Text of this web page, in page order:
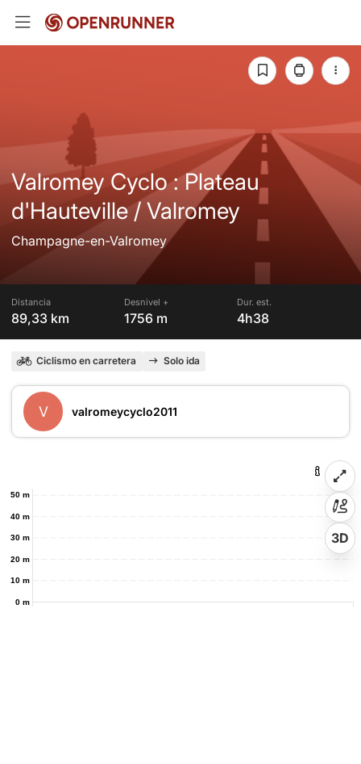
Valromey Cyclo : Plateau
d'Hauteville / Valromey
Champagne-en-Valromey
Distancia
89,33 km
Desnivel +
1756 m
Dur. est.
4h38
Ciclismo en carretera Solo ida
V valromeycyclo2011
0 m
10 m
20 m
30 m
40 m
50 m
3D